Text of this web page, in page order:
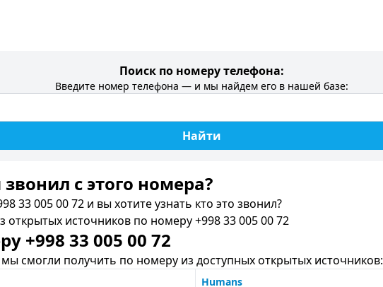
Поиск по номеру телефона:
Введите номер телефона — и мы найдем его в нашей базе:
Найти
c этого номера?
33 005 00 72 и вы хотите узнать кто это звонил?
источников по номеру +998 33 005 00 72
+998 33 005 00 72
смогли получить по номеру из доступных открытых источников:
Humans